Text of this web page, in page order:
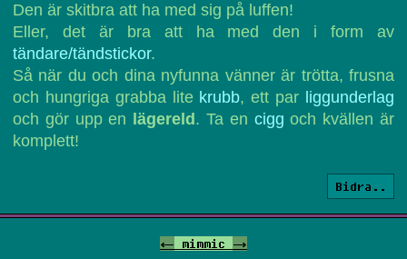
Den är skitbra att ha med sig på luffen!
Eller, det är bra att ha med den i form av
tändare/tändstickor.
Så när du och dina nyfunna vänner är trötta, frusna
och hungriga grabba lite krubb, ett par liggunderlag
och gör upp en
lägereld . Ta en cigg och kvällen är
komplett!
Bidra..
<- mimmic ->